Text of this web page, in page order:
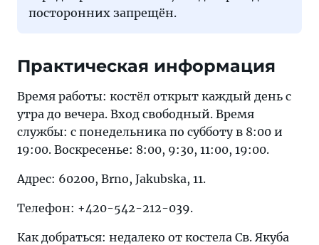
посторонних запрещён.
Практическая информация
Время работы: костёл открыт каждый день с
утра до вечера. Вход свободный. Время
службы: с понедельника по субботу в 8:00 и
19:00. Воскресенье: 8:00, 9:30, 11:00, 19:00.
Адрес: 60200, Brno, Jakubska, 11.
Телефон: +420-542-212-039.
Как добраться: недалеко от костела Св. Якуба